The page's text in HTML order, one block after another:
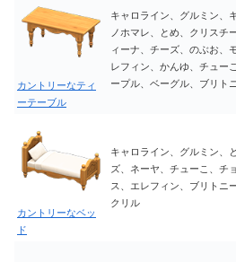
カントリーなティ
ーテーブル
キャロライン、グルミン、
ノホマレ、とめ、クリスチ
ィーナ、チーズ、のぶお、
レフィン、かんゆ、チュー
ープル、ベーグル、ブリト
カントリーなベッ
ド
キャロライン、グルミン、
ズ、ネーヤ、チューこ、チ
ス、エレフィン、ブリトニ
クリル